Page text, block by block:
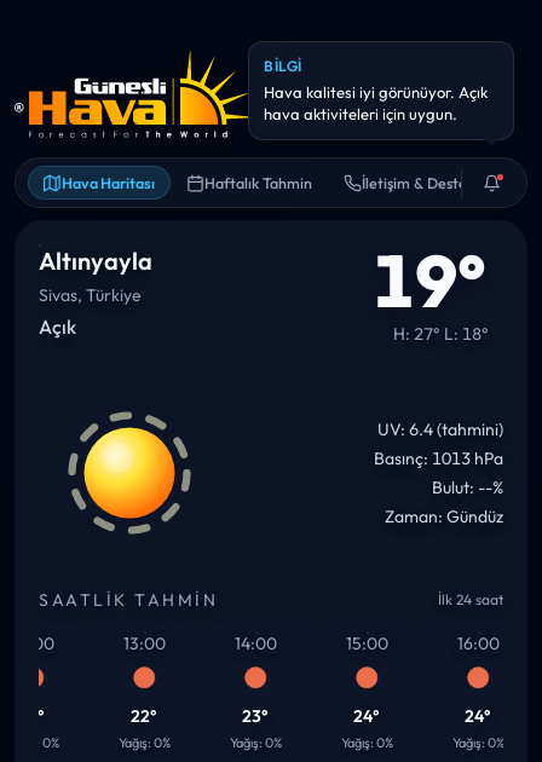
Hava Haritası Haftalık Tahmin İletişim & Destek
Altınyayla
Sivas, Türkiye
Açık 19°
H: 27° L: 18°
UV: 6.4 (tahmini)
Basınç: 1013 hPa
Bulut: --%
Zaman: Gündüz
SAATLIK TAHMIN İlk 24 saat
13:00
22°
Yağış: 0%
14:00
23°
Yağış: 0%
15:00
24°
Yağış: 0%
16:00
24°
Yağış: 0%